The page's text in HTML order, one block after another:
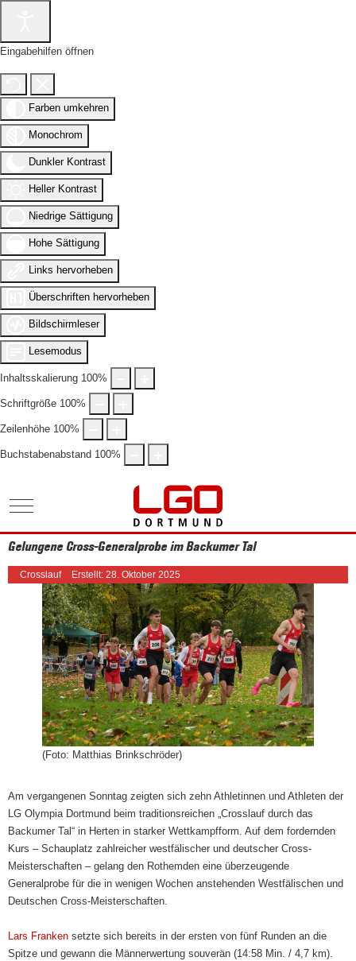
Eingabehilfen öffnen
Farben umkehren
Monochrom
Dunkler Kontrast
Heller Kontrast
Niedrige Sättigung
Hohe Sättigung
Links hervorheben
Überschriften hervorheben
Bildschirmleser
Lesemodus
Inhaltsskalierung 100%
Schriftgröße 100%
Zeilenhöhe 100%
Buchstabenabstand 100%
Mobile Menu Toggle
Gelungene Cross-Generalprobe im Backumer Tal
Crosslauf Erstellt: 28. Oktober 2025
(Foto: Matthias Brinkschröder)
Am vergangenen Sonntag zeigten sich zehn Athletinnen und Athleten der
LG Olympia Dortmund beim traditionsreichen „Crosslauf durch das
Backumer Tal“ in Herten in starker Wettkampfform. Auf dem fordernden
Kurs – Schauplatz zahlreicher westfälischer und deutscher Cross-
Meisterschaften – gelang den Rothemden eine überzeugende
Generalprobe für die in wenigen Wochen anstehenden Westfälischen und
Deutschen Cross-Meisterschaften.
Lars Franken setzte sich bereits in der ersten von fünf Runden an die
Spitze und gewann die Männerwertung souverän (14:58 Min. / 4,7 km).